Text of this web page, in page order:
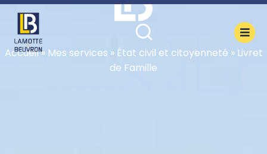
principal
Accueil» Mes services » État civil et citoyenneté » Livret
de Famille